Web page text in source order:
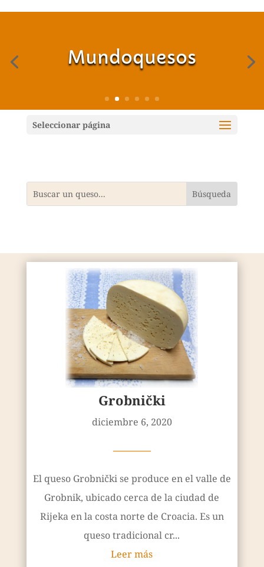
Mundoquesos
Seleccionar página
Grobnički
diciembre 6, 2020
————
El queso Grobnički se produce en el valle de
Grobnik, ubicado cerca de la ciudad de
Rijeka en la costa norte de Croacia. Es un
queso tradicional cr...
Leer más